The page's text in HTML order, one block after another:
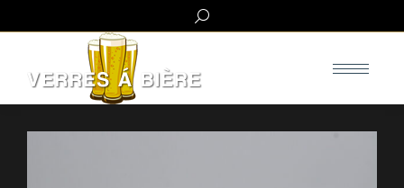
Search: